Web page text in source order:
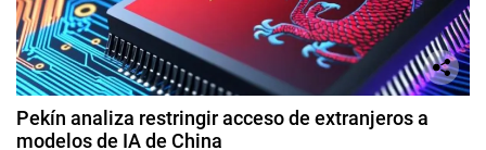
Pekín analiza restringir acceso de extranjeros a
modelos de IA de China